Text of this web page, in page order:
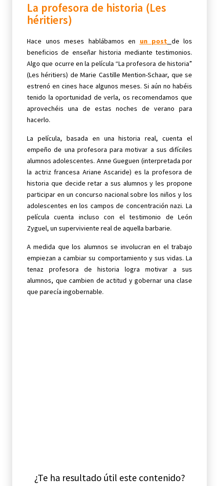
La profesora de historia (Les
héritiers)
Hace unos meses hablábamos en un post de los
beneficios de enseñar historia mediante testimonios.
Algo que ocurre en la película “La profesora de historia”
(Les héritiers) de Marie Castille Mention-Schaar, que se
estrenó en cines hace algunos meses. Si aún no habéis
tenido la oportunidad de verla, os recomendamos que
aprovechéis una de estas noches de verano para
hacerlo.
La película, basada en una historia real, cuenta el
empeño de una profesora para motivar a sus difíciles
alumnos adolescentes. Anne Gueguen (interpretada por
la actriz francesa Ariane Ascaride) es la profesora de
historia que decide retar a sus alumnos y les propone
participar en un concurso nacional sobre los niños y los
adolescentes en los campos de concentración nazi. La
película cuenta incluso con el testimonio de León
Zyguel, un superviviente real de aquella barbarie.
A medida que los alumnos se involucran en el trabajo
empiezan a cambiar su comportamiento y sus vidas. La
tenaz profesora de historia logra motivar a sus
alumnos, que cambien de actitud y gobernar una clase
que parecía ingobernable.
¿Te ha resultado útil este contenido?